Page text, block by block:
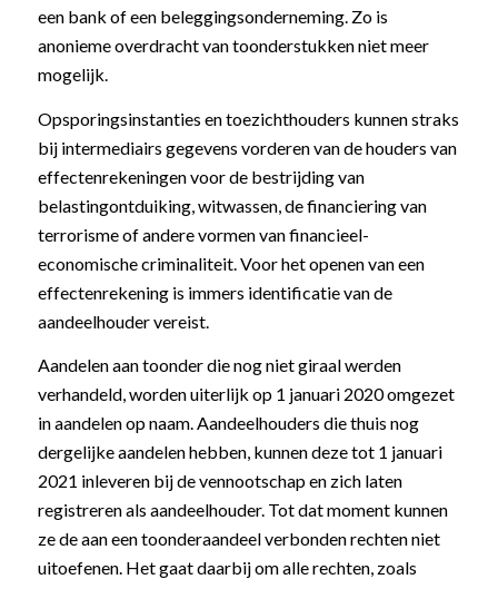
een bank of een beleggingsonderneming. Zo is
anonieme overdracht van toonderstukken niet meer
mogelijk.
Opsporingsinstanties en toezichthouders kunnen straks
bij intermediairs gegevens vorderen van de houders van
effectenrekeningen voor de bestrijding van
belastingontduiking, witwassen, de financiering van
terrorisme of andere vormen van financieel-
economische criminaliteit. Voor het openen van een
effectenrekening is immers identificatie van de
aandeelhouder vereist.
Aandelen aan toonder die nog niet giraal werden
verhandeld, worden uiterlijk op 1 januari 2020 omgezet
in aandelen op naam. Aandeelhouders die thuis nog
dergelijke aandelen hebben, kunnen deze tot 1 januari
2021 inleveren bij de vennootschap en zich laten
registreren als aandeelhouder. Tot dat moment kunnen
ze de aan een toonderaandeel verbonden rechten niet
uitoefenen. Het gaat daarbij om alle rechten, zoals